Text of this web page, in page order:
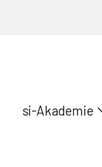
si-Akademie